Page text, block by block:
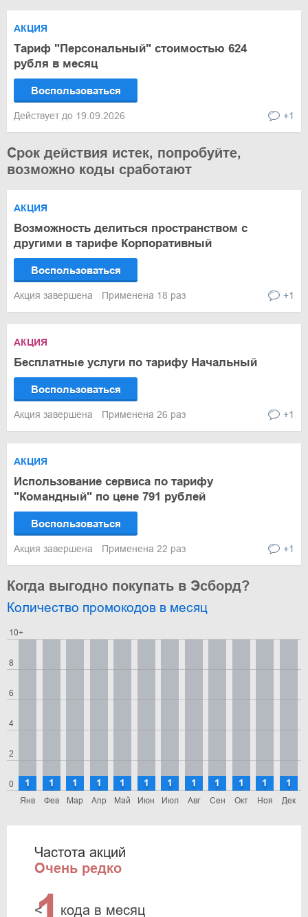
АКЦИЯ
Тариф "Персональный" стоимостью 624
рубля в месяц
Воспользоваться
Действует до 19.09.2026 +1
Срок действия истек, попробуйте,
возможно коды сработают
АКЦИЯ
Возможность делиться пространством с
другими в тарифе Корпоративный
Воспользоваться
Акция завершена Применена 18 раз +1
АКЦИЯ
Бесплатные услуги по тарифу Начальный
Воспользоваться
Акция завершена Применена 26 раз +1
АКЦИЯ
Использование сервиса по тарифу
"Командный" по цене 791 рублей
Воспользоваться
Акция завершена Применена 22 раз +1
Когда выгодно покупать в Эсборд?
Количество промокодов в месяц
0
2
4
6
8
10+
Янв
1
Фев
1
Мар
1
Апр
1
Май
1
Июн
1
Июл
1
Авг
1
Сен
1
Окт
1
Ноя
1
Дек
1
Частота акций
Очень редко
< кода в месяц